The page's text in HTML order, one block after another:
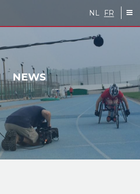
NL FR
NEWS